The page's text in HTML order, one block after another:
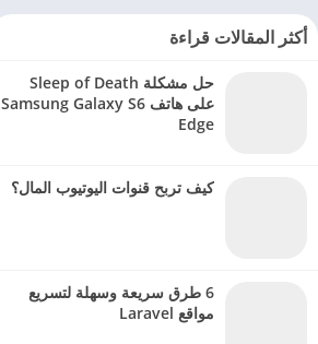
أكثر المقالات قراءة
حل مشكلة Sleep of Death
على هاتف Samsung Galaxy S6
Edge
كيف تربح قنوات اليوتيوب المال؟
6 طرق سريعة وسهلة لتسريع
مواقع Laravel